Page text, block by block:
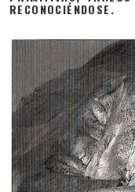
RECONOCIÉNDOSE.